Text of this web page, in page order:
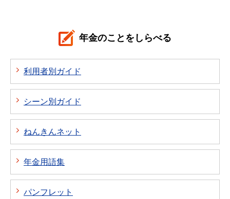
年金のことをしらべる
利用者別ガイド
シーン別ガイド
ねんきんネット
年金用語集
パンフレット